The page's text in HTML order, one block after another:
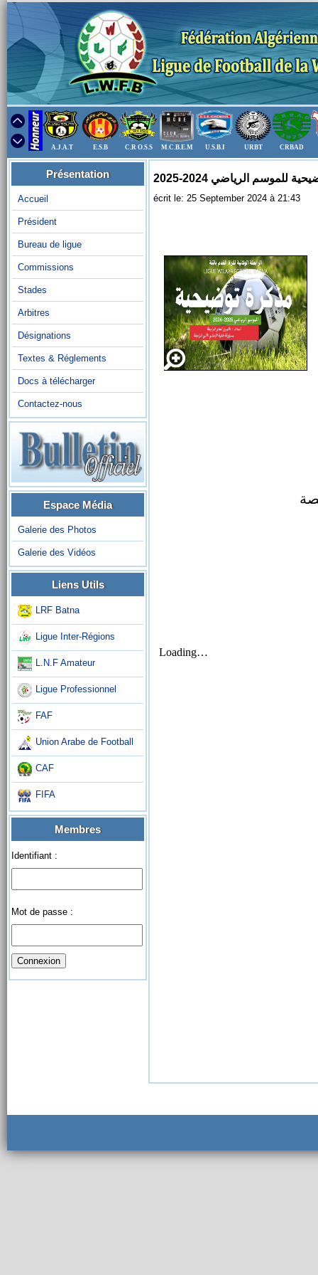
A.J.A.T E.S.B C.R O.S.S M.C.B.E.M U.S.B.I URBT CRBAD
Présentation
Accueil
Président
Bureau de ligue
Commissions
Stades
Arbitres
Désignations
Textes & Réglements
Docs à télécharger
Contactez-nous
Espace Média
Galerie des Photos
Galerie des Vidéos
Liens Utils
LRF Batna
Ligue Inter-Régions
L.N.F Amateur
Ligue Professionnel
FAF
Union Arabe de Football
CAF
FIFA
Membres
Identifiant :
Mot de passe :
للموسم الرياضي 2024-2025
écrit le: 25 September 2024 à 21:43